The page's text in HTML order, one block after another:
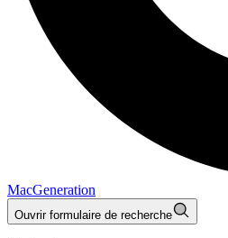
MacGeneration
Ouvrir formulaire de recherche